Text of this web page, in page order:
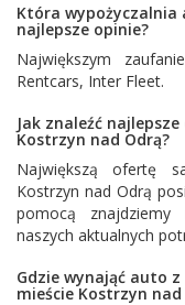
Która wypożyczalnia
najlepsze opinie?
Największym
Rentcars, Inter Fleet.
Jak znaleźć
Kostrzyn nad Odrą?
Największą ofertę
Kostrzyn nad Odrą
pomocą
naszych aktualnych
Gdzie wynająć auto
mieście Kostrzyn nad